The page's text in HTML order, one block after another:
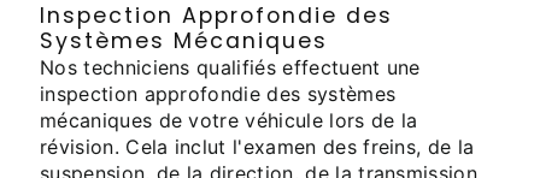
Inspection Approfondie des
Systèmes Mécaniques
Nos techniciens qualifiés effectuent une
inspection approfondie des systèmes
mécaniques de votre véhicule lors de la
révision. Cela inclut l'examen des freins, de la